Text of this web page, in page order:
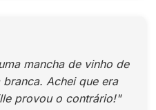
mancha de vinho de
Achei que era
provou o contrário!"